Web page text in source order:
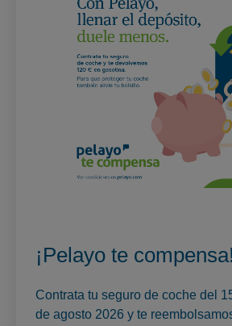
¡Pelayo te
Contrata tu seguro de coche del
de agosto 2026 y te